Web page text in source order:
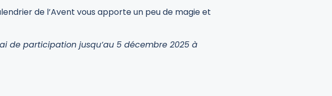
de l’Avent vous apporte un peu de magie et
de participation jusqu’au 5 décembre 2025 à